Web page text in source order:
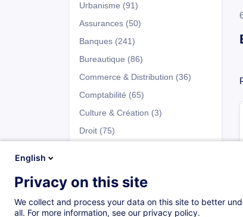
Urbanisme (91)
Assurances (50)
Banques (241)
Bureautique (86)
Commerce & Distribution (36)
Comptabilité (65)
Culture & Création (3)
Droit (75)
d’Entreprise (66)
Pré-création, création et
transmission d'entreprise (6)
Programmes
Certificats académiques (6)
English
Privacy on this site
We collect and process your data on this site to better
all. For more information, see our privacy policy.